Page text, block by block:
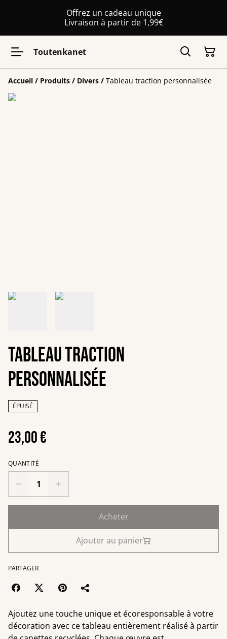
Offrez un cadeau unique
Livraison à partir de 1,99€
Toutenkanet
Accueil / Produits / Divers / Tableau traction personnalisée
Tableau traction
personnalisée
ÉPUISÉ
23,00 €
QUANTITÉ
Acheter
Ajouter au panier
PARTAGER
Ajoutez une touche unique et écoresponsable à votre
décoration avec ce tableau entièrement réalisé à partir